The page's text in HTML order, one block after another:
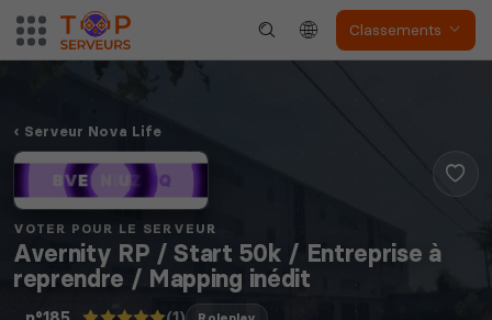
Classements
Serveur Nova Life
VOTER POUR LE SERVEUR
Avernity RP / Start 50k / Entreprise à
reprendre / Mapping inédit